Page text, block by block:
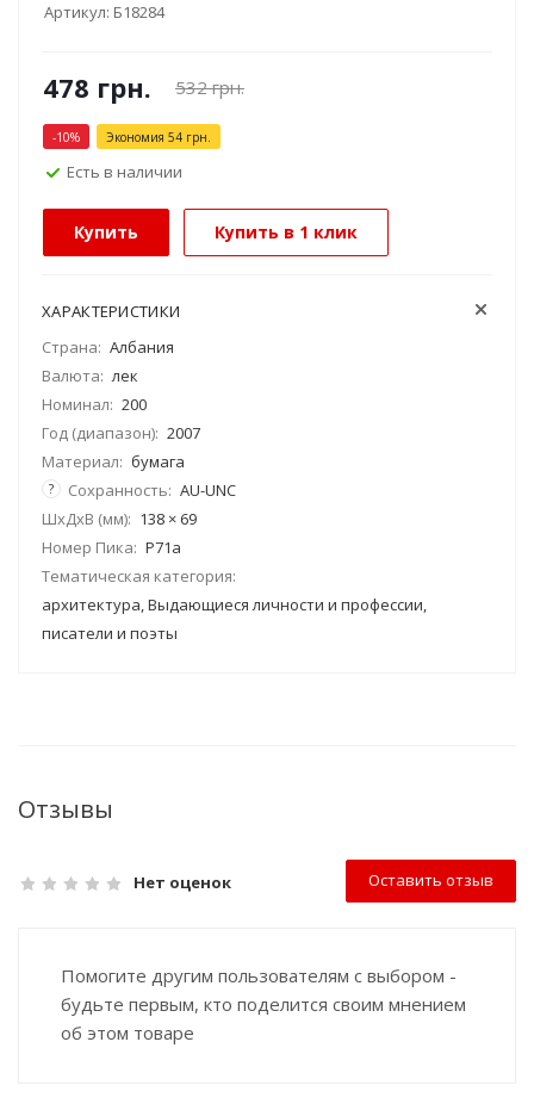
Артикул: Б18284
478 грн. 532грн.
-10% Экономия 54 грн.
Есть в наличии
Купить Купить в 1 клик
ХАРАКТЕРИСТИКИ
Страна: Албания
Валюта: лек
Номинал: 200
Год (диапазон): 2007
Материал: бумага
? Сохранность: AU-UNC
ШхДхВ (мм): 138 × 69
Номер Пика: P71a
Тематическая категория:
архитектура, Выдающиеся личности и профессии,
писатели и поэты
Отзывы
Нет оценок Оставить отзыв
Помогите другим пользователям с выбором -
будьте первым, кто поделится своим мнением
об этом товаре